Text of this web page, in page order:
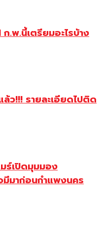
.พ.นี้เตรียมอะไรบ้าง
ว!!! รายละเอียดไปติด
ร์เปิดมุมมอง
มีมาก่อนกำแพงนคร